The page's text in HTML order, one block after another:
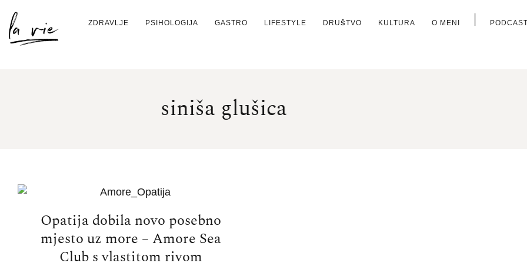
ZDRAVLJE PSIHOLOGIJA GASTRO LIFESTYLE DRUŠTVO KULTURA O MENI |
siniša glušica
Opatija dobila novo posebno
mjesto uz more – Amore Sea
Club s vlastitom rivom